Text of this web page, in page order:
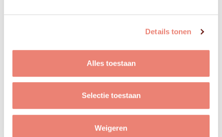
Details tonen
Alles toestaan
Selectie toestaan
Weigeren